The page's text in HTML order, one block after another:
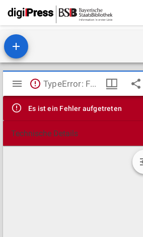
Mirador
Viewer
TypeError: Failed to fetch
Es ist ein Fehler aufgetreten
Technische Details